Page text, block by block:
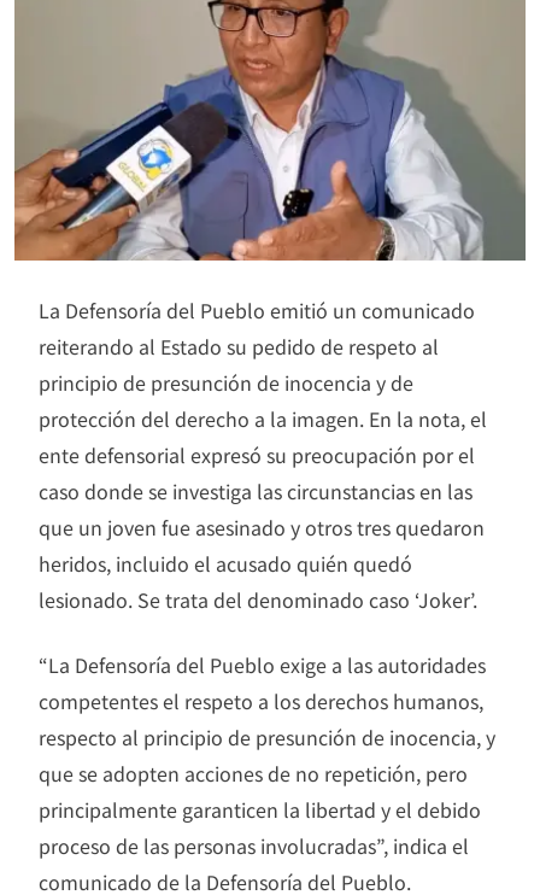
La Defensoría del Pueblo emitió un comunicado
reiterando al Estado su pedido de respeto al
principio de presunción de inocencia y de
protección del derecho a la imagen. En la nota, el
ente defensorial expresó su preocupación por el
caso donde se investiga las circunstancias en las
que un joven fue asesinado y otros tres quedaron
heridos, incluido el acusado quién quedó
lesionado. Se trata del denominado caso ‘Joker’.
“La Defensoría del Pueblo exige a las autoridades
competentes el respeto a los derechos humanos,
respecto al principio de presunción de inocencia, y
que se adopten acciones de no repetición, pero
principalmente garanticen la libertad y el debido
proceso de las personas involucradas”, indica el
comunicado de la Defensoría del Pueblo.